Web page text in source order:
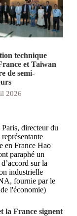
technique
et Taïwan
de semi-
2026
la France signent